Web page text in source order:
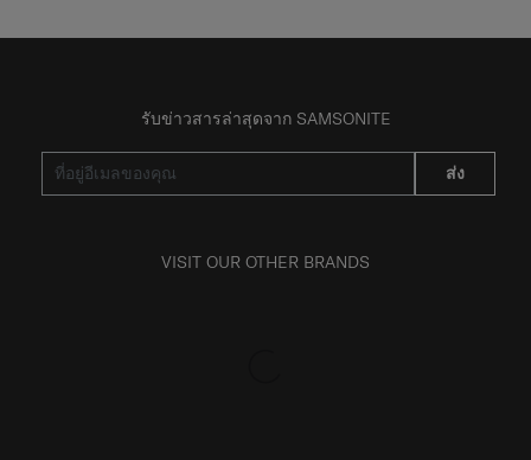
รับข่าวสารล่าสุดจาก SAMSONITE
ส่ง
VISIT OUR OTHER BRANDS